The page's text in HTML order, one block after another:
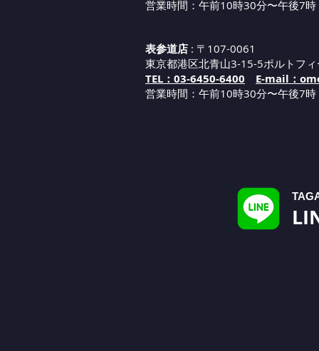
営業時間：午前10時30分〜午後7
表参道店 : 〒107-0061
東京都港区北青山3-15-5ポルトフ
TEL：03-6450-6400 E-mail：
営業時間：午前10時30分〜午後7